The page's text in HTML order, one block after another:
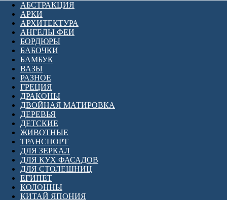
АБСТРАКЦИЯ
АРКИ
АРХИТЕКТУРА
АНГЕЛЫ ФЕИ
БОРДЮРЫ
БАБОЧКИ
БАМБУК
ВАЗЫ
РАЗНОЕ
ГРЕЦИЯ
ДРАКОНЫ
ДВОЙНАЯ МАТИРОВКА
ДЕРЕВЬЯ
ДЕТСКИЕ
ЖИВОТНЫЕ
ТРАНСПОРТ
ДЛЯ ЗЕРКАЛ
ДЛЯ КУХ ФАСАДОВ
ДЛЯ СТОЛЕШНИЦ
ЕГИПЕТ
КОЛОННЫ
КИТАЙ ЯПОНИЯ